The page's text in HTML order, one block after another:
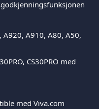
A910, A80, A50,
CS30PRO med
med Viva.com